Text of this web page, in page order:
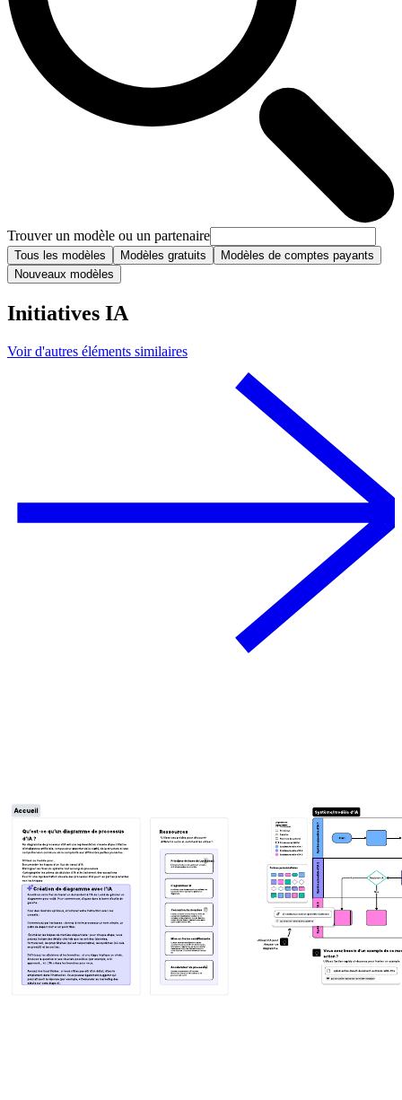
Trouver un modèle ou un partenaire
Tous les modèles Modèles gratuits
Modèles de comptes payants
Nouveaux modèles
Initiatives IA
Voir d'autres éléments similaires